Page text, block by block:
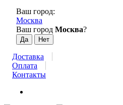
Ваш город:
Москва
Ваш город Москва?
Доставка
Оплата
Контакты